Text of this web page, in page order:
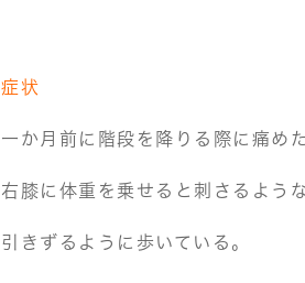
症状
一か月前に階段を降りる際に痛めた
右膝に体重を乗せると刺さるよう
引きずるように歩いている。